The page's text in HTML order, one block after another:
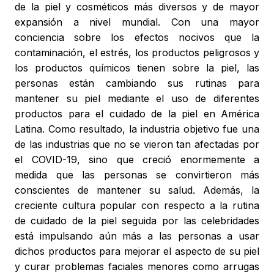
de la piel y cosméticos más diversos y de mayor
expansión a nivel mundial. Con una mayor
conciencia sobre los efectos nocivos que la
contaminación, el estrés, los productos peligrosos y
los productos químicos tienen sobre la piel, las
personas están cambiando sus rutinas para
mantener su piel mediante el uso de diferentes
productos para el cuidado de la piel en América
Latina. Como resultado, la industria objetivo fue una
de las industrias que no se vieron tan afectadas por
el COVID-19, sino que creció enormemente a
medida que las personas se convirtieron más
conscientes de mantener su salud. Además, la
creciente cultura popular con respecto a la rutina
de cuidado de la piel seguida por las celebridades
está impulsando aún más a las personas a usar
dichos productos para mejorar el aspecto de su piel
y curar problemas faciales menores como arrugas